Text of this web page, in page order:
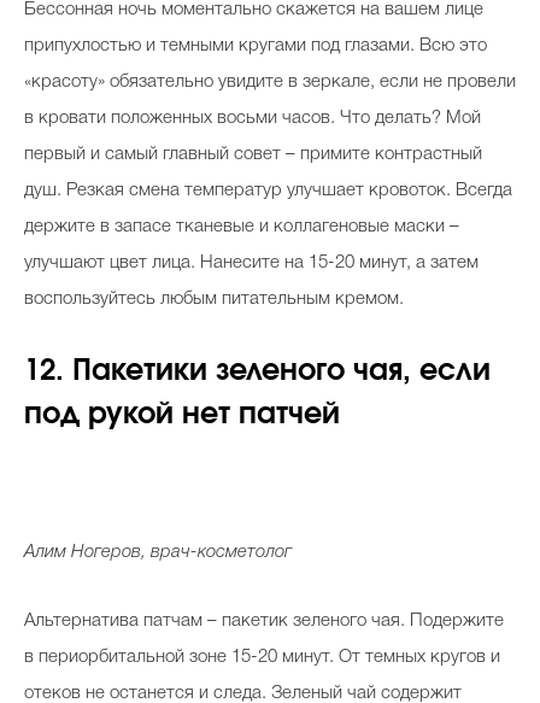
Бессонная ночь моментально скажется на вашем лице
припухлостью и темными кругами под глазами. Всю это
«красоту» обязательно увидите в зеркале, если не провели
в кровати положенных восьми часов. Что делать? Мой
первый и самый главный совет – примите контрастный
душ. Резкая смена температур улучшает кровоток. Всегда
держите в запасе тканевые и коллагеновые маски –
улучшают цвет лица. Нанесите на 15-20 минут, а затем
воспользуйтесь любым питательным кремом.
12. Пакетики зеленого чая, если
под рукой нет патчей
Алим Ногеров, врач-косметолог
Альтернатива патчам – пакетик зеленого чая. Подержите
в периорбитальной зоне 15-20 минут. От темных кругов и
отеков не останется и следа. Зеленый чай содержит